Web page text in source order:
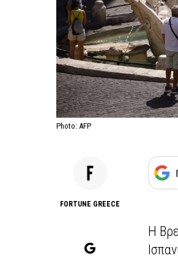
Photo: AFP
FORTUNE GREECE
Η